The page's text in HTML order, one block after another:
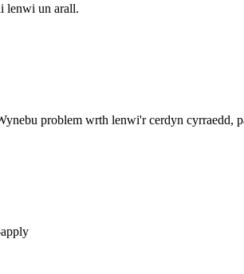
lenwi un arall.
problem wrth lenwi'r cerdyn cyrraedd,